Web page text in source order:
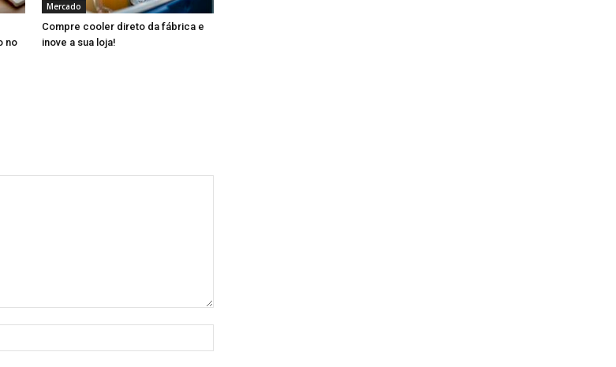
no
Mercado
Compre cooler direto da fábrica e
inove a sua loja!